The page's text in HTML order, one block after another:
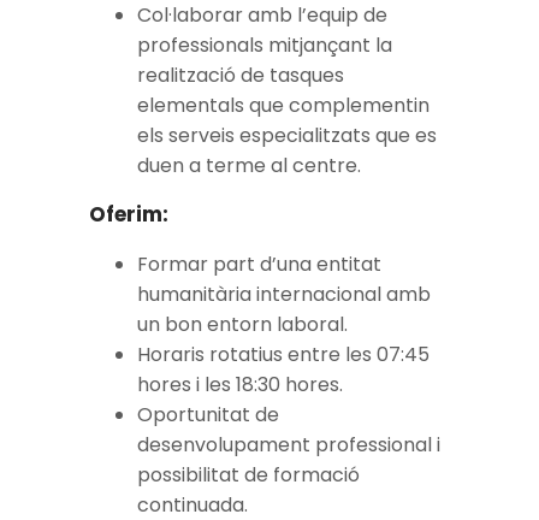
Col·laborar amb l’equip de
professionals mitjançant la
realització de tasques
elementals que complementin
els serveis especialitzats que es
duen a terme al centre.
Oferim:
Formar part d’una entitat
humanitària internacional amb
un bon entorn laboral.
Horaris rotatius entre les 07:45
hores i les 18:30 hores.
Oportunitat de
desenvolupament professional i
possibilitat de formació
continuada.